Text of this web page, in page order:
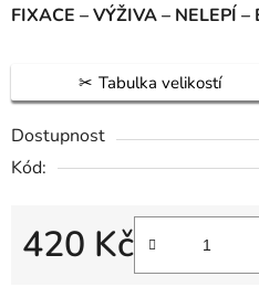
FIXACE – VÝŽIVA – NELEPÍ
Tabulka velikostí
Dostupnost
Kód:
420 Kč